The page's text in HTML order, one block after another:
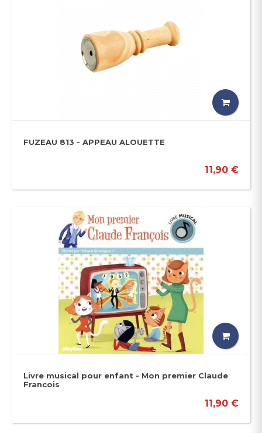
FUZEAU 813 - APPEAU ALOUETTE
11,90 €
Livre musical pour enfant - Mon premier Claude
Francois
11,90 €